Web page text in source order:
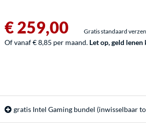
€ 259,00 Gratis standaard
Of vanaf € 8,85 per maand. Let op, geld lenen
gratis Intel Gaming bundel (inwisselbaar